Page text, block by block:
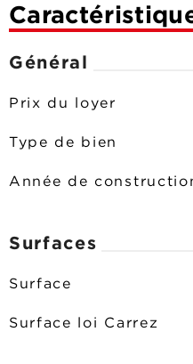
Général
Prix du loyer
Type de bien
Année de
Surfaces
Surface
Surface loi Carrez